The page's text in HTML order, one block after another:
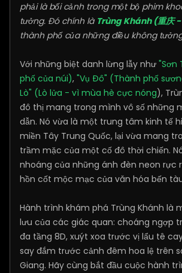
phải là bối cảnh trong một bộ phim
tưởng. Đó chính là Trùng Khánh (重庆
thành phố của những điều không
Với những biệt danh lừng lẫy như "Sơn
phố của núi), "Vụ Đô" (Thành phố
Lò" (Lò lửa - vì mùa hè cực nóng),
đô thị mang trong mình vô số những
dẫn. Nó vừa là một trung tâm kinh tế
miền Tây Trung Quốc, lại vừa mang
trầm mặc của một cố đô thời chiến.
nhoáng của những ánh đèn neon rực
hồn cốt mộc mạc của văn hóa bến
Hành trình khám phá Trùng Khánh là
lưu của các giác quan: choáng ngợp
đa tầng 8D, xuýt xoa trước vị lẩu tê
say đắm trước cảnh đêm hoa lệ trên
Giang. Hãy cùng bắt đầu cuộc hành